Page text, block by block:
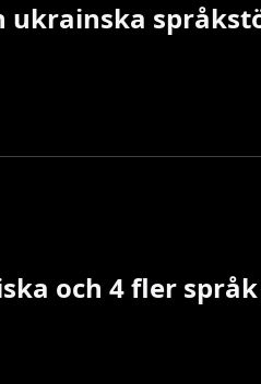
ukrainska
och 4 fler språk